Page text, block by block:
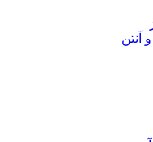
آنتن